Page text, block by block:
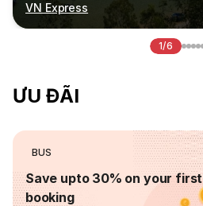
VN Express
1/6
ƯU ĐÃI
BUS
Save upto 30% on your first
booking